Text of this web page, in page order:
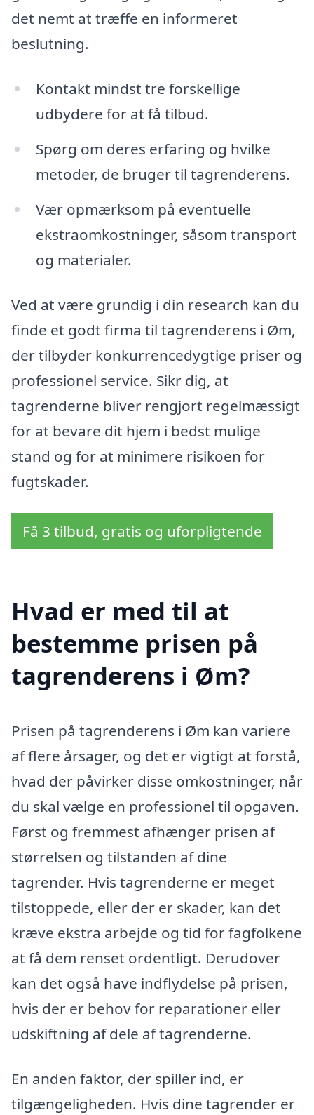
det nemt at træffe en informeret
beslutning.
Kontakt mindst tre forskellige
udbydere for at få tilbud.
Spørg om deres erfaring og hvilke
metoder, de bruger til tagrenderens.
Vær opmærksom på eventuelle
ekstraomkostninger, såsom transport
og materialer.
Ved at være grundig i din research kan du
finde et godt firma til tagrenderens i Øm,
der tilbyder konkurrencedygtige priser og
professionel service. Sikr dig, at
tagrenderne bliver rengjort regelmæssigt
for at bevare dit hjem i bedst mulige
stand og for at minimere risikoen for
fugtskader.
Få 3 tilbud, gratis og uforpligtende
Hvad er med til at
bestemme prisen på
tagrenderens i Øm?
Prisen på tagrenderens i Øm kan variere
af flere årsager, og det er vigtigt at forstå,
hvad der påvirker disse omkostninger, når
du skal vælge en professionel til opgaven.
Først og fremmest afhænger prisen af
størrelsen og tilstanden af dine
tagrender. Hvis tagrenderne er meget
tilstoppede, eller der er skader, kan det
kræve ekstra arbejde og tid for fagfolkene
at få dem renset ordentligt. Derudover
kan det også have indflydelse på prisen,
hvis der er behov for reparationer eller
udskiftning af dele af tagrenderne.
En anden faktor, der spiller ind, er
tilgængeligheden. Hvis dine tagrender er